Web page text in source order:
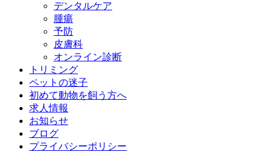
デンタルケア
腫瘍
予防
皮膚科
オンライン診断
トリミング
ペットの迷子
初めて動物を飼う方へ
求人情報
お知らせ
ブログ
プライバシーポリシー